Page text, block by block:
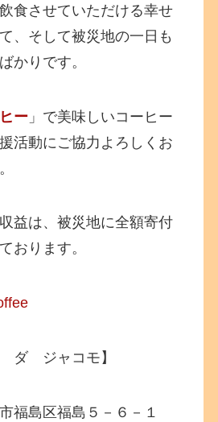
食させていただける幸せ
、そして被災地の一日も
かりです。
ー 」で美味しいコーヒー
活動にご協力よろしくお
益は、被災地に全額寄付
おります。
ダ ジャコモ】
島区福島５－６－１